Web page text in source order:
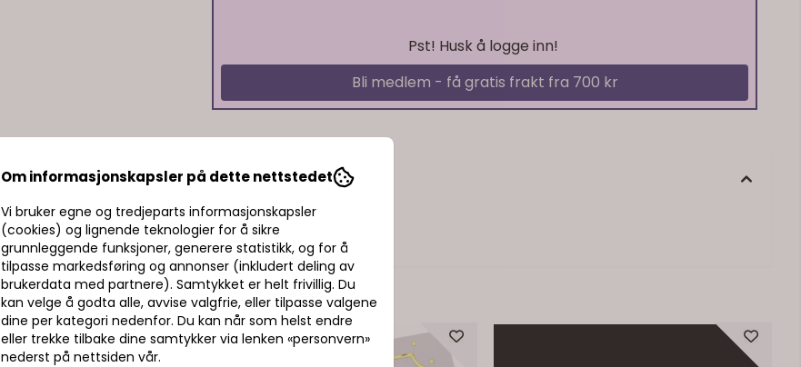
Pst! Husk å logge inn!
Bli medlem - få gratis frakt fra 700 kr
Om informasjonskapsler på dette nettstedet
Vi bruker egne og tredjeparts informasjonskapsler
(cookies) og lignende teknologier for å sikre
grunnleggende funksjoner, generere statistikk, og for å
tilpasse markedsføring og annonser (inkludert deling av
brukerdata med partnere). Samtykket er helt frivillig. Du
kan velge å godta alle, avvise valgfrie, eller tilpasse valgene
dine per kategori nedenfor. Du kan når som helst endre
eller trekke tilbake dine samtykker via lenken «personvern»
nederst på nettsiden vår.